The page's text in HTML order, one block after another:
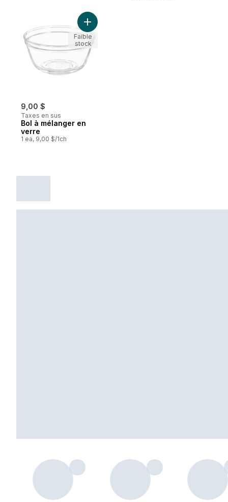
9,00 $
Taxes en sus
Bol à mélanger en
verre
1 ea, 9,00 $/1ch
Ajouter Bol à mélanger en verre au panier
Faible
stock